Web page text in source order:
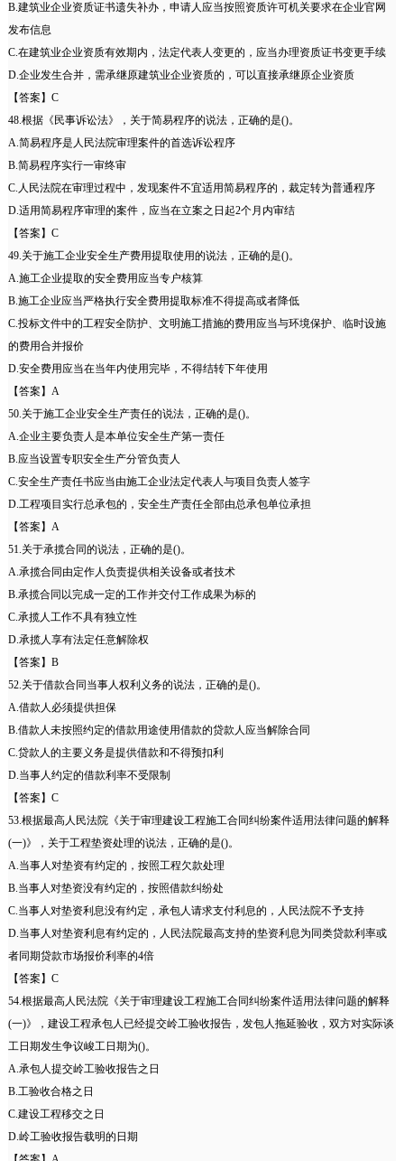
B.建筑业企业资质证书遗失补办，申请人应当按照资质许可机关要求在企业官网
发布信息
C.在建筑业企业资质有效期内，法定代表人变更的，应当办理资质证书变更手续
D.企业发生合并，需承继原建筑业企业资质的，可以直接承继原企业资质
【答案】C
48.根据《民事诉讼法》，关于简易程序的说法，正确的是()。
A.简易程序是人民法院审理案件的首选诉讼程序
B.简易程序实行一审终审
C.人民法院在审理过程中，发现案件不宜适用简易程序的，裁定转为普通程序
D.适用简易程序审理的案件，应当在立案之日起2个月内审结
【答案】C
49.关于施工企业安全生产费用提取使用的说法，正确的是()。
A.施工企业提取的安全费用应当专户核算
B.施工企业应当严格执行安全费用提取标准不得提高或者降低
C.投标文件中的工程安全防护、文明施工措施的费用应当与环境保护、临时设施
的费用合并报价
D.安全费用应当在当年内使用完毕，不得结转下年使用
【答案】A
50.关于施工企业安全生产责任的说法，正确的是()。
A.企业主要负责人是本单位安全生产第一责任
B.应当设置专职安全生产分管负责人
C.安全生产责任书应当由施工企业法定代表人与项目负责人签字
D.工程项目实行总承包的，安全生产责任全部由总承包单位承担
【答案】A
51.关于承揽合同的说法，正确的是()。
A.承揽合同由定作人负责提供相关设备或者技术
B.承揽合同以完成一定的工作并交付工作成果为标的
C.承揽人工作不具有独立性
D.承揽人享有法定任意解除权
【答案】B
52.关于借款合同当事人权利义务的说法，正确的是()。
A.借款人必须提供担保
B.借款人未按照约定的借款用途使用借款的贷款人应当解除合同
C.贷款人的主要义务是提供借款和不得预扣利
D.当事人约定的借款利率不受限制
【答案】C
53.根据最高人民法院《关于审理建设工程施工合同纠纷案件适用法律问题的解释
(一)》，关于工程垫资处理的说法，正确的是()。
A.当事人对垫资有约定的，按照工程欠款处理
B.当事人对垫资没有约定的，按照借款纠纷处
C.当事人对垫资利息没有约定，承包人请求支付利息的，人民法院不予支持
D.当事人对垫资利息有约定的，人民法院最高支持的垫资利息为同类贷款利率或
者同期贷款市场报价利率的4倍
【答案】C
54.根据最高人民法院《关于审理建设工程施工合同纠纷案件适用法律问题的解释
(一)》，建设工程承包人已经提交岭工验收报告，发包人拖延验收，双方对实际谈
工日期发生争议峻工日期为()。
A.承包人提交岭工验收报告之日
B.工验收合格之日
C.建设工程移交之日
D.岭工验收报告载明的日期